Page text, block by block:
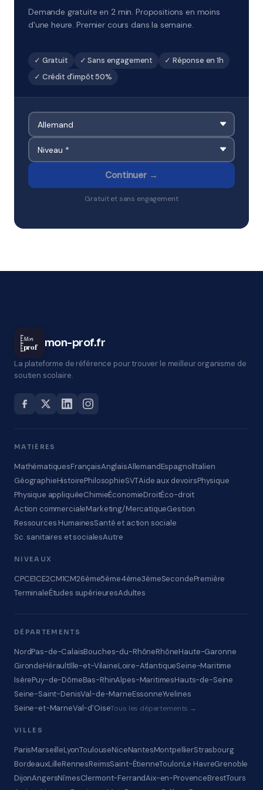
Demande gratuite en 2 min. Propositions en moins
d'une heure. Premier cours dans la semaine.
✓ Gratuit ✓ Sans engagement
✓ Réponse en 1h
✓ Crédit d'impôt 50%
Continuer →
Gratuit et sans engagement
Mon
prof mon-prof.fr
La plateforme de référence pour trouver le meilleur organisme de
soutien scolaire.
MATIÈRES
MathématiquesFrançaisAnglaisAllemandEspagnolItalien
GéographieHistoirePhilosophieSVTAide aux devoirsPhysique
Physique appliquéeChimieÉconomieDroitÉco-droit
Action commercialeMarketing/MercatiqueGestion
Ressources HumainesSanté et action sociale
Sc. sanitaires et socialesAutre
NIVEAUX
CPCE1CE2CM1CM26ème5ème4ème3èmeSecondePremière
TerminaleÉtudes supérieuresAdultes
DÉPARTEMENTS
NordPas-de-CalaisBouches-du-RhôneRhôneHaute-Garonne
GirondeHéraultIlle-et-VilaineLoire-AtlantiqueSeine-Maritime
IsèrePuy-de-DômeBas-RhinAlpes-MaritimesHauts-de-Seine
Seine-Saint-DenisVal-de-MarneEssonneYvelines
Seine-et-MarneVal-d'OiseTous les départements →
VILLES
ParisMarseilleLyonToulouseNiceNantesMontpellierStrasbourg
BordeauxLilleRennesReimsSaint-ÉtienneToulonLe HavreGrenoble
DijonAngersNîmesClermont-FerrandAix-en-ProvenceBrestTours